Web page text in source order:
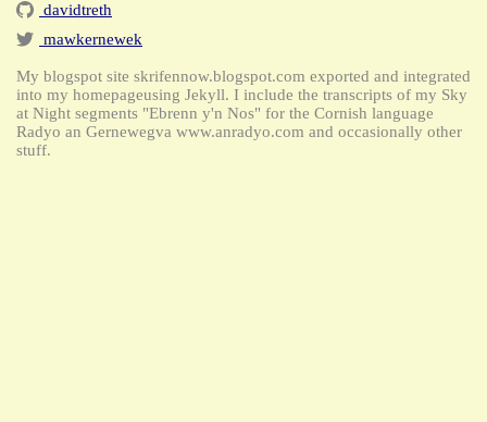
davidtreth
mawkernewek
My blogspot site skrifennow.blogspot.com exported and integrated
into my homepageusing Jekyll. I include the transcripts of my Sky
at Night segments "Ebrenn y'n Nos" for the Cornish language
Radyo an Gernewegva www.anradyo.com and occasionally other
stuff.